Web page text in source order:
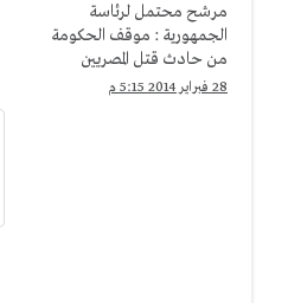
مرشح محتمل لرئاسة
الجمهورية : موقف الحكومة
من حادث قتل المصريين
بليبيا "مخزى"
28 فبراير 2014 5:15 م